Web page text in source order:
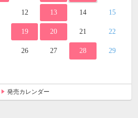
12 13 14 15
19 20 21 22
26 27 28 29
発売カレンダー